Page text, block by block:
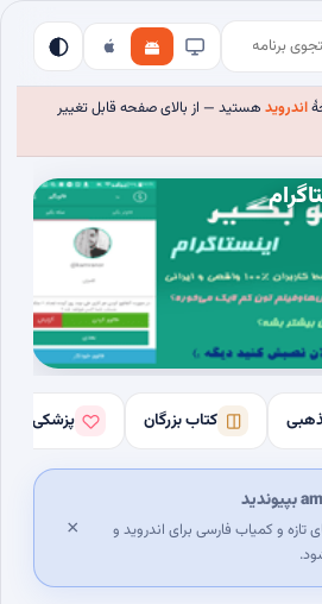
اندروید هستید — از بالای صفحه قابل تغییر
کتاب بزرگان پزشکی
تازه و کمیاب فارسی برای اندروید و
×